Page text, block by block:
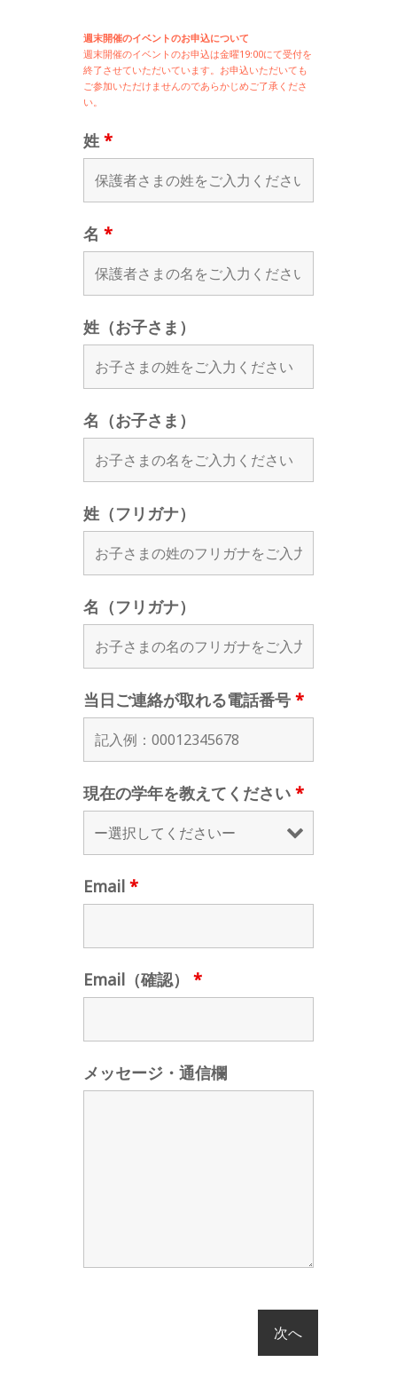
週末開催のイベントのお申込について
週末開催のイベントのお申込は金曜19:00にて受付を
終了させていただいています。お申込いただいても
ご参加いただけませんのであらかじめご了承くださ
い。
姓 *
名 *
姓（お子さま）
名（お子さま）
姓（フリガナ）
名（フリガナ）
当日ご連絡が取れる電話番号 *
現在の学年を教えてください *
Email *
Email（確認） *
メッセージ・通信欄